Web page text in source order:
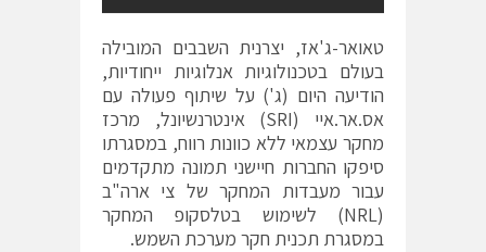
טאואר-ג'אז, יצרנית השבבים המובילה
בעולם בטכנולוגיות אנלוגיות ייחודיות,
הודיעה היום (ג') על שיתוף פעולה עם
אס.אר.איי (SRI) אינטרנשיונל, מרכז
מחקר עצמאי ללא כוונות רווח, במסגרתו
סיפקו החברות חיישני תמונה מתקדמים
עבור מעבדות המחקר של צי ארה"ב
(
NRL) לשימוש בטלסקופ המחקר
במסגרת תכנית חקר מערכת השמש.